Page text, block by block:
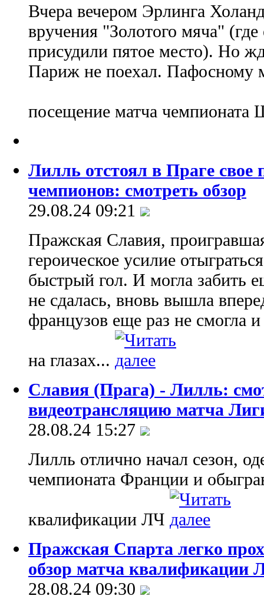
Вчера вечером Эрлинга
вручения "Золотого мяча"
присудили пятое место). Но
Париж не поехал. Пафосному
посещение матча
Лилль отстоял в Праге свое
чемпионов: смотреть обзор
29.08.24 09:21
Пражская Славия,
героическое усилие
быстрый гол. И могла забить
не сдалась, вновь вышла
французов еще раз не смогла
на глазах...
Славия (Прага) - Лилль:
видеотрансляцию матча
28.08.24 15:27
Лилль отлично начал сезон,
чемпионата Франции и
квалификации ЛЧ
Пражская Спарта легко
обзор матча квалификации
28.08.24 09:30